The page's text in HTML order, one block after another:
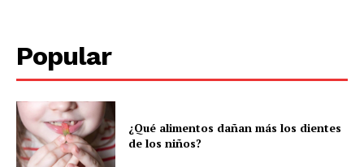
Menú
Yucatán
Sociedad y Negocios
Policíacas
Popular
¿Qué alimentos dañan más los dientes
de los niños?